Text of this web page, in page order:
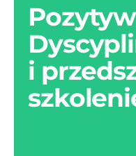
i